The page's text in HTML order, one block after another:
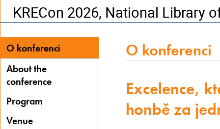
KRECon 2026, National Library
O konferenci
About the
conference
Program
Venue
O konferenci
Excelence,
honbě za